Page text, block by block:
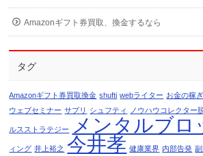
Amazonギフト券買取、換金するなら
タグ
Amazonギフト券買取換金 shufti webライター お金の稼
ウェブセミナー サプリ シュフティ ノウハウコレクター
ルスストラテジー メンタルブロ
ィング 井上裕之 今井孝 健康業界 内部告発